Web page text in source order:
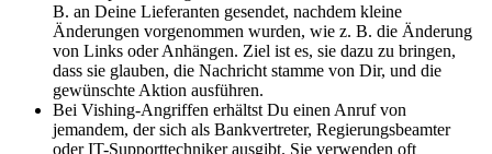
B. an Deine Lieferanten gesendet, nachdem kleine
Änderungen vorgenommen wurden, wie z. B. die Änderung
von Links oder Anhängen. Ziel ist es, sie dazu zu bringen,
dass sie glauben, die Nachricht stamme von Dir, und die
gewünschte Aktion ausführen.
Bei Vishing-Angriffen erhältst Du einen Anruf von
jemandem, der sich als Bankvertreter, Regierungsbeamter
oder IT-Supporttechniker ausgibt. Sie verwenden oft